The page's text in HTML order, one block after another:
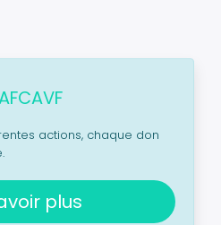
actions, chaque don
plus